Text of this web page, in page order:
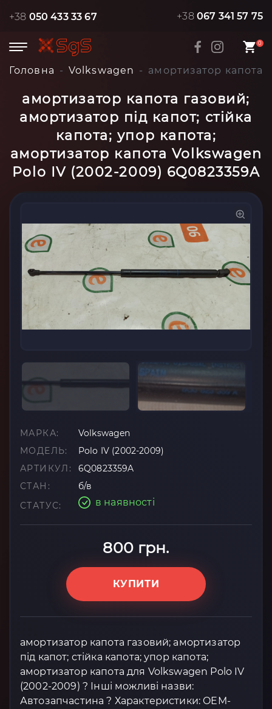
+38 050 433 33 67 +38 067 341 57 75
0
Головна Volkswagen амортизатор капота
амортизатор капота газовий;
амортизатор під капот; стійка
капота; упор капота;
амортизатор капота Volkswagen
Polo IV (2002-2009) 6Q0823359A
МАРКА:
Volkswagen
МОДЕЛЬ:
Polo IV (2002-2009)
АРТИКУЛ:
6Q0823359A
СТАН:
б/в
СТАТУС:
в наявності
800 грн.
КУПИТИ
амортизатор капота газовий; амортизатор
під капот; стійка капота; упор капота;
амортизатор капота для Volkswagen Polo IV
(2002-2009) ? Інші можливі назви:
Автозапчастина ? Характеристики: OEM-